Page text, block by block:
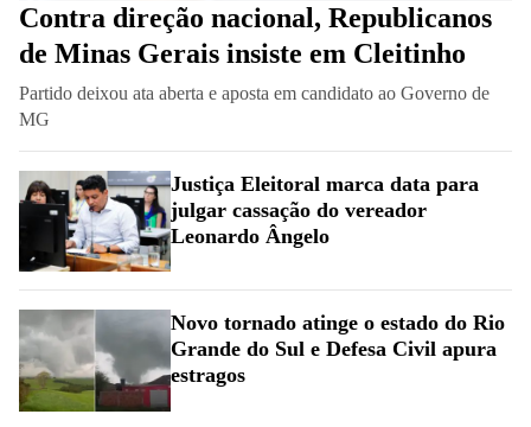
Contra direção nacional, Republicanos
de Minas Gerais insiste em Cleitinho
Partido deixou ata aberta e aposta em candidato ao Governo de
MG
Justiça Eleitoral marca data para
julgar cassação do vereador
Leonardo Ângelo
Novo tornado atinge o estado do Rio
Grande do Sul e Defesa Civil apura
estragos